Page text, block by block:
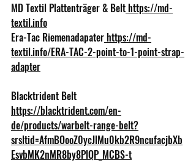
MD Textil Plattenträger & Belthttps://md-
textil.info
Era-Tac Riemenadapaterhttps://md-
textil.info/ERA-TAC-2-point-to-1-point-strap-
adapter
Blacktrident Belt
https://blacktrident.com/en-
de/products/warbelt-range-belt?
srsltid=AfmBOooZ0ycJlMu0kb2R9ncufacjbXb
EsvbMK2nMR8by8PlQP_MCBS-t